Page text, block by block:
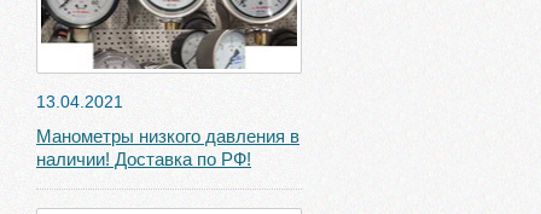
13.04.2021
Манометры низкого давления в
наличии! Доставка по РФ!